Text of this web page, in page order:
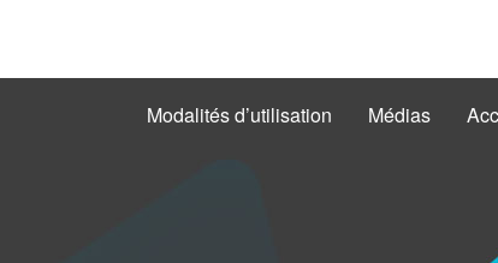
Modalités d’utilisation Médias